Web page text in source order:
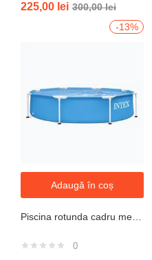
225,00 lei 300,00lei
-13%
Adaugă în coș
0